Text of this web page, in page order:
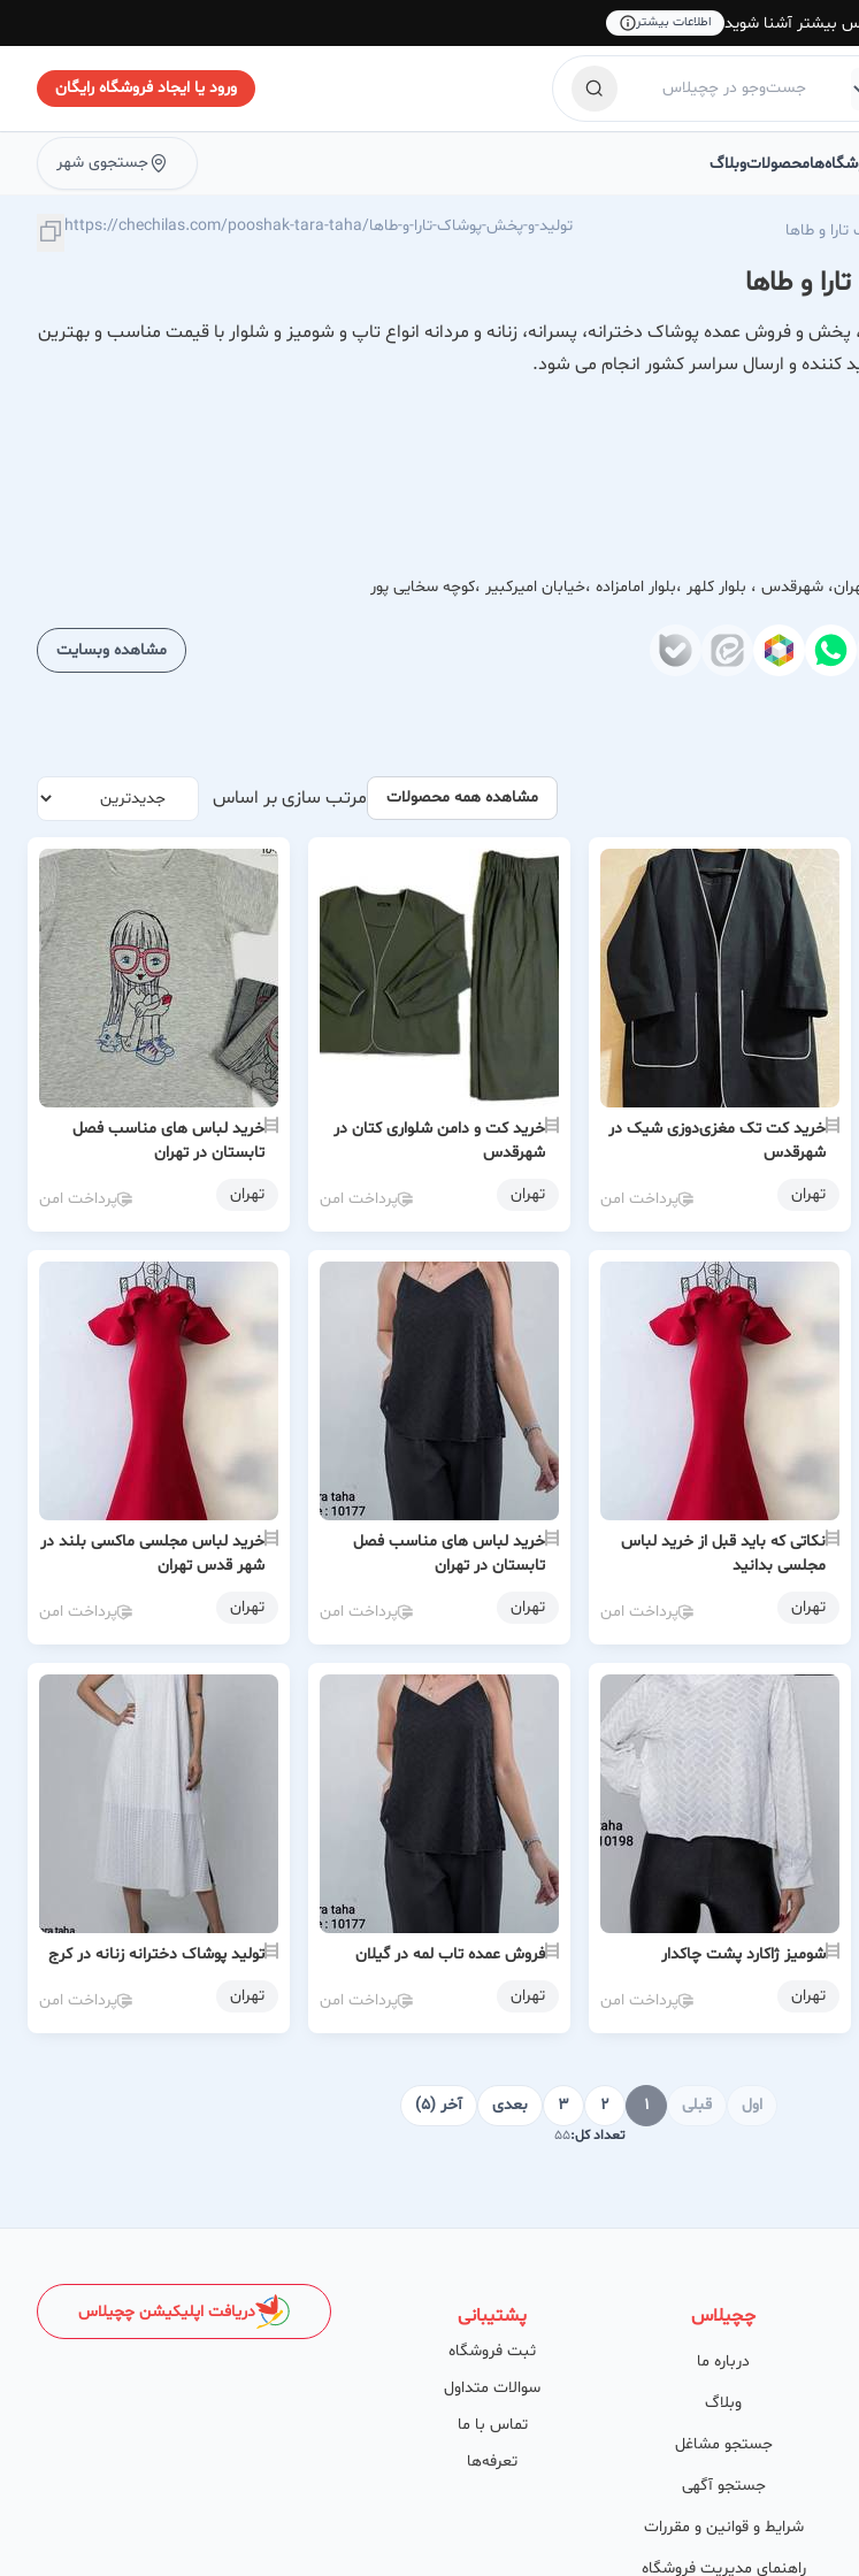
بیشتر آشنا شوید اطلاعات بیشتر
ورود یا ایجاد فروشگاه رایگان
محصولاتوبلاگ جستجوی شهر
و طاها https://chechilas.com/pooshak-tara-taha/تولید-و-پخش-پوشاک-تارا-و-طاها
و طاها
پخش و فروش عمده پوشاک دخترانه، پسرانه، زنانه و مردانه انواع تاپ و شومیز و شلوار با قیمت مناسب و بهترین
کننده و ارسال سراسر کشور انجام می شود.
شهرقدس ، بلوار کلهر ،بلوار امامزاده ،خیابان امیرکبیر ،کوچه سخایی پور
مشاهده وبسایت
مشاهده همه محصولات مرتب سازی بر اساس
خرید کت تک مغزی‌دوزی شیک در
شهرقدس
تهران
پرداخت امن
خرید کت و دامن شلواری کتان در
شهرقدس
تهران
پرداخت امن
خرید لباس های مناسب فصل
تابستان در تهران
تهران
پرداخت امن
نکاتی که باید قبل از خرید لباس
مجلسی بدانید
تهران
پرداخت امن
خرید لباس های مناسب فصل
تابستان در تهران
تهران
پرداخت امن
خرید لباس مجلسی ماکسی بلند در
شهر قدس تهران
تهران
پرداخت امن
شومیز ژاکارد پشت چاکدار
تهران
پرداخت امن
فروش عمده تاب لمه در گیلان
تهران
پرداخت امن
تولید پوشاک دخترانه زنانه در کرج
تهران
پرداخت امن
اول قبلی 1
2
3 بعدی آخر (5)
تعداد کل:55
چچیلاس
درباره ما
وبلاگ
جستجو مشاغل
جستجو آگهی
شرایط و قوانین و مقررات
راهنمای مدیریت فروشگاه
پشتیبانی
ثبت فروشگاه
سوالات متداول
تماس با ما
تعرفه‌ها
دریافت اپلیکیشن چچیلاس